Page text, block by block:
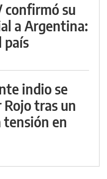
confirmó su
a Argentina:
país
indio se
tras un
tensión en